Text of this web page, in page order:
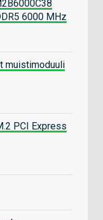
6000 MHz
muistimoduuli
PCI Express